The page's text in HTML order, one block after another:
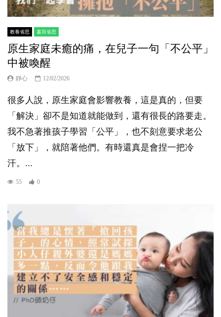
教養省思 書寫省思
原生家庭未癒的痛，在兒子一句「不公平」
中被喚醒
靜心 12/02/2026
很多人說，原生家庭會影響教養，這是真的，但要
「解決」卻不是知道就能做到，還有很長的路要走。
我不急著推孩子學習「公平」，也不刻意要求老公
「放下」，就陪著他們。有時還真是會捏一把冷
汗。...
55 0